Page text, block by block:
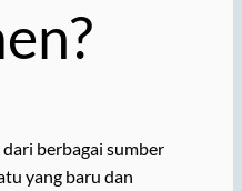
berbagai sumber
yang baru dan